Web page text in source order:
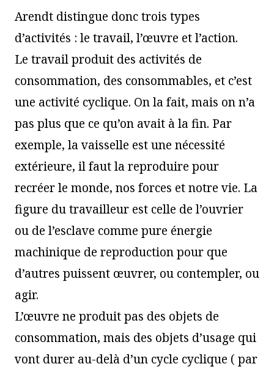
Arendt distingue donc trois types
d’activités : le travail, l’œuvre et l’action.
Le travail produit des activités de
consommation, des consommables, et c’est
une activité cyclique. On la fait, mais on n’a
pas plus que ce qu’on avait à la fin. Par
exemple, la vaisselle est une nécessité
extérieure, il faut la reproduire pour
recréer le monde, nos forces et notre vie. La
figure du travailleur est celle de l’ouvrier
ou de l’esclave comme pure énergie
machinique de reproduction pour que
d’autres puissent œuvrer, ou contempler, ou
agir.
L’œuvre ne produit pas des objets de
consommation, mais des objets d’usage qui
vont durer au-delà d’un cycle cyclique ( par